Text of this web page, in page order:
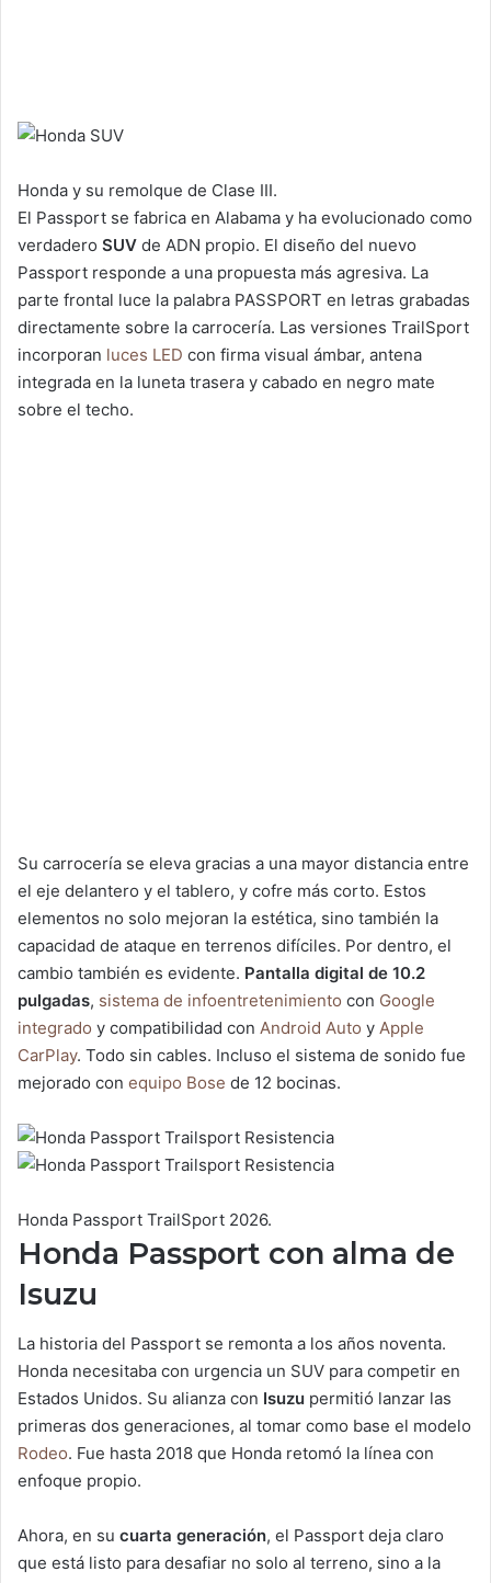
Honda y su remolque de Clase III.
El Passport se fabrica en Alabama y ha evolucionado como
verdadero SUV de ADN propio. El diseño del nuevo
Passport responde a una propuesta más agresiva. La
parte frontal luce la palabra PASSPORT en letras grabadas
directamente sobre la carrocería. Las versiones TrailSport
incorporan luces LED con firma visual ámbar, antena
integrada en la luneta trasera y cabado en negro mate
sobre el techo.
Su carrocería se eleva gracias a una mayor distancia entre
el eje delantero y el tablero, y cofre más corto. Estos
elementos no solo mejoran la estética, sino también la
capacidad de ataque en terrenos difíciles. Por dentro, el
cambio también es evidente. Pantalla digital de 10.2
pulgadas, sistema de infoentretenimiento con Google
integrado y compatibilidad con Android Auto y Apple
CarPlay. Todo sin cables. Incluso el sistema de sonido fue
mejorado con equipo Bose de 12 bocinas.
Honda Passport TrailSport 2026.
Honda Passport con alma de
Isuzu
La historia del Passport se remonta a los años noventa.
Honda necesitaba con urgencia un SUV para competir en
Estados Unidos. Su alianza con Isuzu permitió lanzar las
primeras dos generaciones, al tomar como base el modelo
Rodeo. Fue hasta 2018 que Honda retomó la línea con
enfoque propio.
Ahora, en su cuarta generación, el Passport deja claro
que está listo para desafiar no solo al terreno, sino a la